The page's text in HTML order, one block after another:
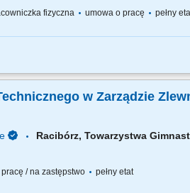
fizyczna umowa o pracę pełny
budynku i otoczenia zgodnie z
w Zarządzie
Racibórz, Towarzystwa
/ na zastępstwo pełny etat